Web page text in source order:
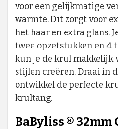
voor een gelijkmatige
warmte. Dit zorgt voor
het haar en extra glans.
twee opzetstukken en 4
kun je de krul makkelijk
stijlen creëren. Draai in
ontwikkel de perfecte
krultang.
BaByliss ® 32mm